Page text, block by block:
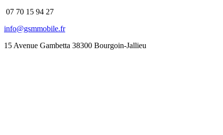
07 70 15 94 27
info@gsmmobile.fr
15 Avenue Gambetta 38300 Bourgoin-Jallieu